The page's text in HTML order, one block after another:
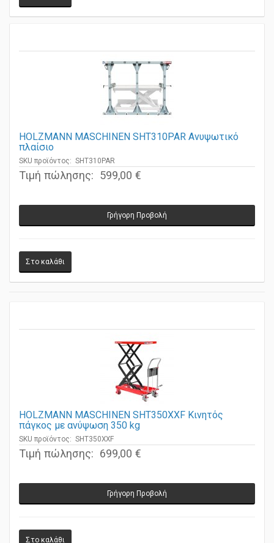
HOLZMANN MASCHINEN SHT310PAR Ανυψωτικό
πλαίσιο
SKU προϊόντος: SHT310PAR
Τιμή πώλησης: 599,00 €
HOLZMANN MASCHINEN SHT350XXF Κινητός
πάγκος με ανύψωση 350 kg
SKU προϊόντος: SHT350XXF
Τιμή πώλησης: 699,00 €